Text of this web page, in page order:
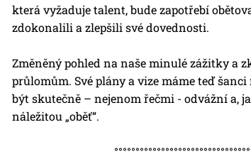
která vyžaduje talent, bude zapotřebí
zdokonalili a zlepšili své dovednosti.
Změněný pohled na naše minulé zážitky a
průlomům. Své plány a vize máme teď
být skutečně – nejenom řečmi - odvážní a,
náležitou „oběť“.